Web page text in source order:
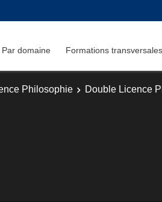
Par domaine Formations transversales
Philosophie
Double Licence